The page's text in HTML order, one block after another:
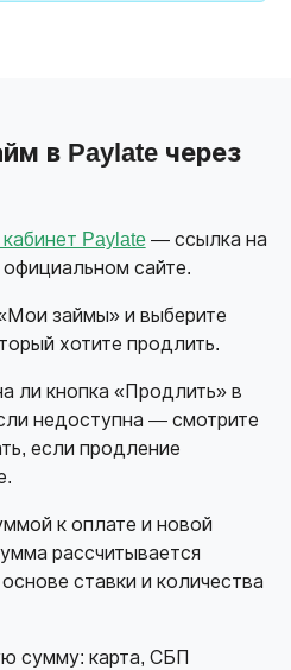
в Paylate через
Paylate— ссылка на
сайте.
займы» и выберите
хотите продлить.
ли кнопка «Продлить» в
недоступна — смотрите
если продление
к оплате и новой
рассчитывается
ставки и количества
сумму: карта, СБП